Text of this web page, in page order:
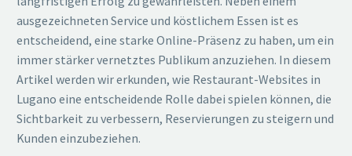
ausgezeichneten Service und köstlichem Essen ist es
entscheidend, eine starke Online-Präsenz zu haben, um ein
immer stärker vernetztes Publikum anzuziehen. In diesem
Artikel werden wir erkunden, wie Restaurant-Websites in
Lugano eine entscheidende Rolle dabei spielen können, die
Sichtbarkeit zu verbessern, Reservierungen zu steigern und
Kunden einzubeziehen.